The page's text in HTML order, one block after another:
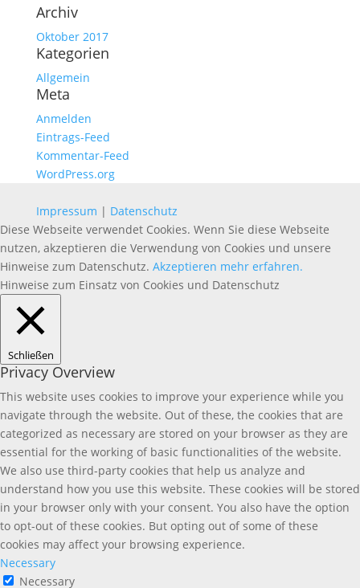
Archiv
Oktober 2017
Kategorien
Allgemein
Meta
Anmelden
Eintrags-Feed
Kommentar-Feed
WordPress.org
Impressum | Datenschutz
Diese Webseite verwendet Cookies. Wenn Sie diese Webseite
nutzen, akzeptieren die Verwendung von Cookies und unsere
Hinweise zum Datenschutz. Akzeptieren mehr erfahren.
Hinweise zum Einsatz von Cookies und Datenschutz
Schließen
Privacy Overview
This website uses cookies to improve your experience while you
navigate through the website. Out of these, the cookies that are
categorized as necessary are stored on your browser as they are
essential for the working of basic functionalities of the website.
We also use third-party cookies that help us analyze and
understand how you use this website. These cookies will be stored
in your browser only with your consent. You also have the option
to opt-out of these cookies. But opting out of some of these
cookies may affect your browsing experience.
Necessary
Necessary